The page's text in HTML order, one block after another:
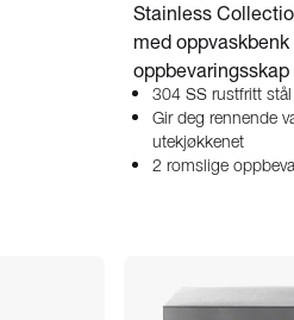
Stainless
med oppvaskbenk
oppbevaringsskap
304 SS rustfritt stål
Gir deg rennende
utekjøkkenet
2 romslige